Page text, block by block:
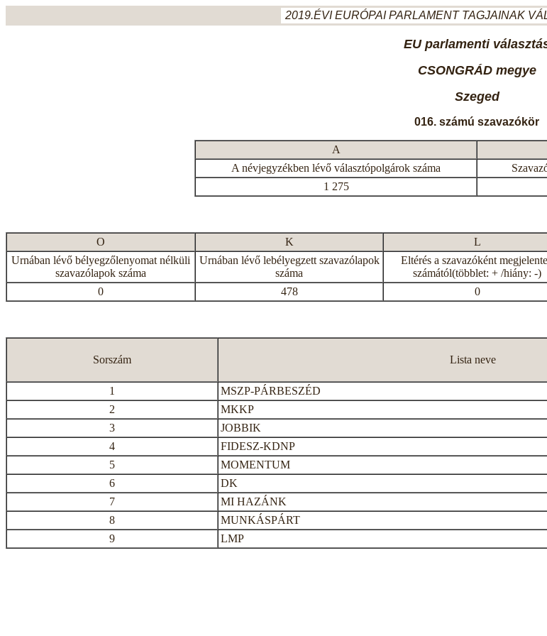
2019.ÉVI EURÓPAI PARLAMENT TAGJAINAK
EU parlamenti
CSONGRÁD megye
Szeged
016. számú szavazókör
A
A névjegyzékben lévő választópolgárok száma
1 275
O K L
Urnában lévő bélyegzőlenyomat nélküli
szavazólapok száma
Urnában lévő lebélyegzett szavazólapok
száma
Eltérés a szavazóként
számától(többlet: + /hiány: -)
0 478 0
Sorszám Lista neve
1
MSZP-PÁRBESZÉD
2
MKKP
3
JOBBIK
4
FIDESZ-KDNP
5
MOMENTUM
6
DK
7
MI HAZÁNK
8
MUNKÁSPÁRT
9
LMP